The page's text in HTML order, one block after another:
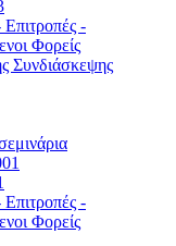
-
Φορείς
Συνδιάσκεψης
-
Φορείς